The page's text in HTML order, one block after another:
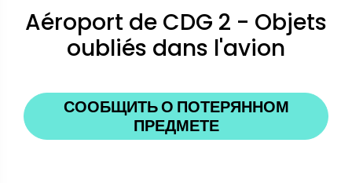
Aéroport de CDG 2 - Objets
oubliés dans l'avion
СООБЩИТЬ О ПОТЕРЯННОМ
ПРЕДМЕТЕ